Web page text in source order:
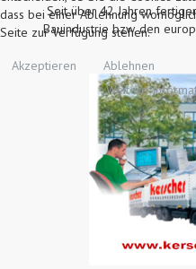
Seit über 42 Jahren
Bauindustrie bzw. den
dass bei einer Ablehnung
Seite zur Verfügung stehen.
Akzeptieren
Ablehnen
Weitere